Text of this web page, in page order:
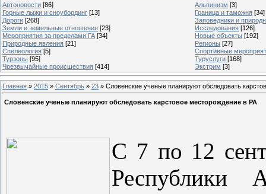
Автоновости [86] Альпинизм [3]
Горные лыжи и сноубординг [13] Граница и таможня [34]
Дороги [268]
Заповедники и
Земли и земельные отношения [23] Исследования [126]
Мероприятия за пределами ГА [34] Новые объекты [192]
Природные явления [21] Регионы [27]
Спелеология [5]
Спортивные
Турзоны [95] Туруслуги [168]
Чрезвычайные происшествия [414] Экстрим [3]
Главная » 2015 » Сентябрь » 23 » Словенские ученые планируют обследовать
Словенские ученые планируют обследовать карстовое месторождение в РА
С 7 по 12
Республики